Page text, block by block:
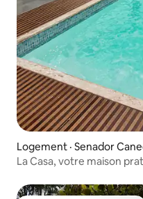
Logement · Senador
La Casa, votre maison